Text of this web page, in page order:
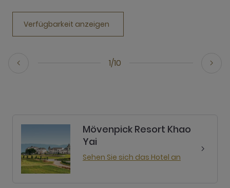
1/10
Verfügbarkeit anzeigen
Mövenpick Resort Khao
Yai
Sehen Sie sich das Hotel an